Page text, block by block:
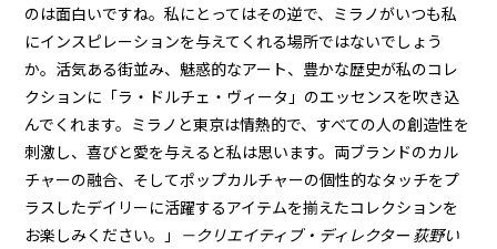
のは面白いですね。私にとってはその逆で、ミラノがいつも私
にインスピレーションを与えてくれる場所ではないでしょう
か。活気ある街並み、魅惑的なアート、豊かな歴史が私のコレ
クションに「ラ・ドルチェ・ヴィータ」のエッセンスを吹き込
んでくれます。ミラノと東京は情熱的で、すべての人の創造性を
刺激し、喜びと愛を与えると私は思います。両ブランドのカル
チャーの融合、そしてポップカルチャーの個性的なタッチをプ
ラスしたデイリーに活躍するアイテムを揃えたコレクションを
お楽しみください。」 －クリエイティブ・ディレクター 荻野い